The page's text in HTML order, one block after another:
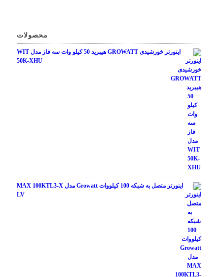
محصولات
اینورتر خورشیدی GROWATT هیبرید 50 کیلو وات سه فاز مدل WIT
50K-XHU
اینورتر متصل به شبکه 100 کیلووات Growatt مدل MAX 100KTL3-X
LV